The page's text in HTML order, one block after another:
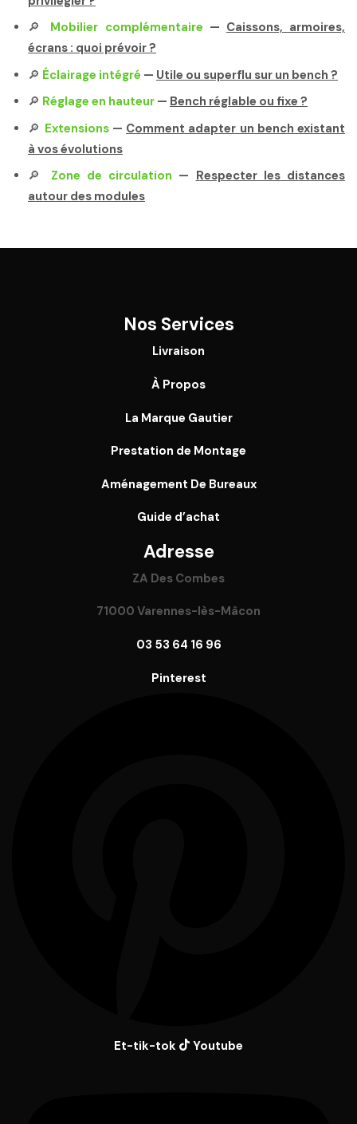
🔎 Mobilier complémentaire — Caissons, armoires,
écrans : quoi prévoir ?
🔎 Éclairage intégré — Utile ou superflu sur un bench ?
🔎 Réglage en hauteur — Bench réglable ou fixe ?
🔎 Extensions— Comment adapter un bench existant
à vos évolutions
🔎 Zone de circulation — Respecter les distances
autour des modules
Nos Services
Livraison
À Propos
La Marque Gautier
Prestation de Montage
Aménagement De Bureaux
Guide d’achat
Adresse
ZA Des Combes
71000 Varennes-lès-Mâcon
03 53 64 16 96
Pinterest
Et-tik-tok Youtube